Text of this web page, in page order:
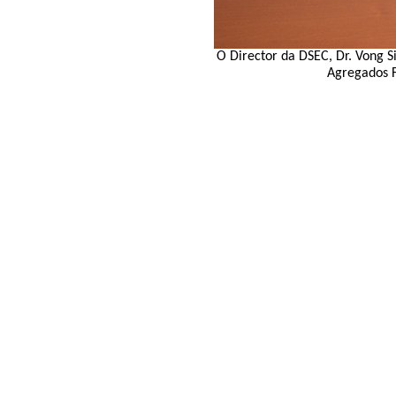
O Director da DSEC, Dr. Vong
Agregados